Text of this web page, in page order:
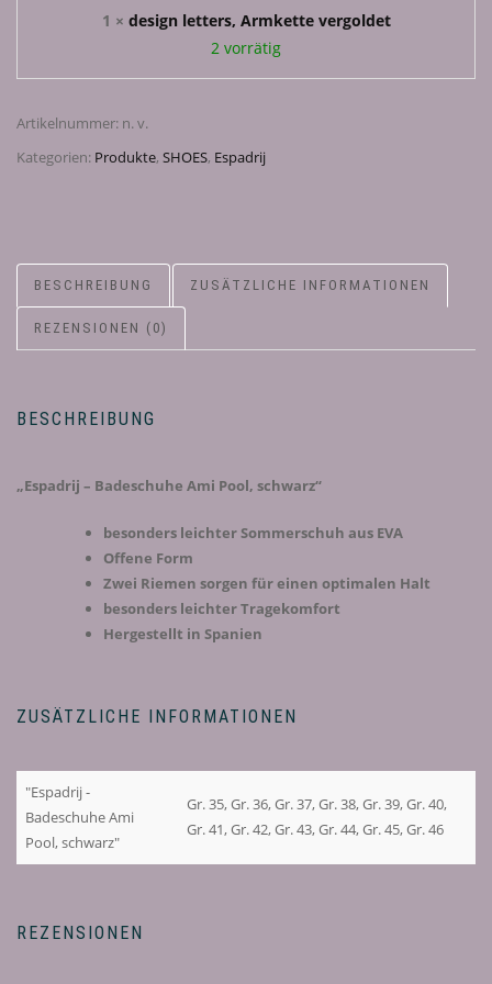
1 × design letters, Armkette vergoldet
2 vorrätig
Artikelnummer: n. v.
Kategorien: Produkte, SHOES, Espadrij
BESCHREIBUNG ZUSÄTZLICHE INFORMATIONEN
REZENSIONEN (0)
BESCHREIBUNG
„Espadrij – Badeschuhe Ami Pool, schwarz“
besonders leichter Sommerschuh aus EVA
Offene Form
Zwei Riemen sorgen für einen optimalen Halt
besonders leichter Tragekomfort
Hergestellt in Spanien
ZUSÄTZLICHE INFORMATIONEN
"Espadrij -
Badeschuhe Ami
Pool, schwarz"
Gr. 35, Gr. 36, Gr. 37, Gr. 38, Gr. 39, Gr. 40,
Gr. 41, Gr. 42, Gr. 43, Gr. 44, Gr. 45, Gr. 46
REZENSIONEN